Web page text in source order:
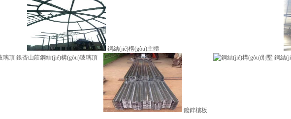
鋼結(jié)構(gòu)主體
銀杏山莊鋼結(jié)構(gòu)玻璃頂
鍍鋅樓板
鋼結